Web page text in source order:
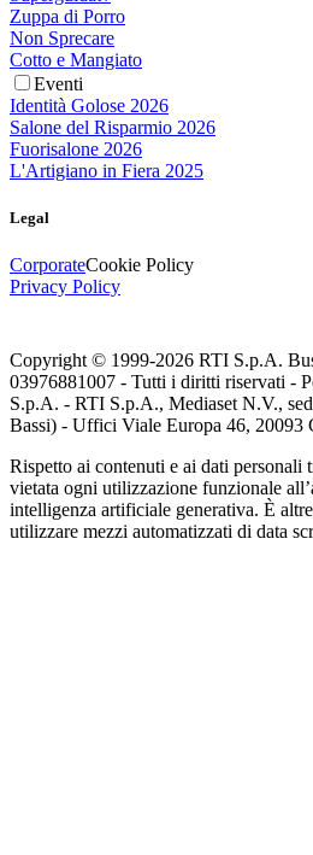
Zuppa di Porro
Non Sprecare
Cotto e Mangiato
Eventi
Identità Golose 2026
Salone del Risparmio 2026
Fuorisalone 2026
L'Artigiano in Fiera 2025
Legal
CorporateCookie Policy
Privacy Policy
Copyright © 1999-2026 RTI S.p.A.
03976881007 - Tutti i diritti riservati -
S.p.A. - RTI S.p.A., Mediaset N.V.,
Bassi) - Uffici Viale Europa 46, 20093
Rispetto ai contenuti e ai dati personali
vietata ogni utilizzazione funzionale
intelligenza artificiale generativa. È
utilizzare mezzi automatizzati di data